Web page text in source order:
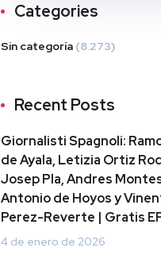
Categories
Sin categoría (8.273)
Recent Posts
Giornalisti Spagnoli:
de Ayala, Letizia Ortiz
Josep Pla, Andres
Antonio de Hoyos y
Perez-Reverte | Gratis
4 de enero de 2026